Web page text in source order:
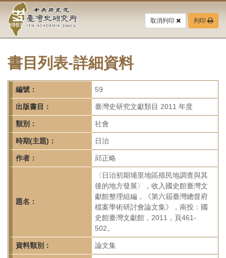
要
中
央
研
究
院-
臺
灣
史
研
所-
頁
取消列印 列印
書目列表-詳細資料
編號： 59
出版書目： 臺灣史研究文獻類目 2011 年度
類別： 社會
時期(主題)： 日治
作者： 邱正略
題名：
〈日治初期埔里地區殖民地調查與其
後的地方發展〉，收入國史館臺灣文
獻館整理組編，《第六屆臺灣總督府
檔案學術研討會論文集》，南投：國
史館臺灣文獻館，2011，頁461-
502。
資料類別： 論文集